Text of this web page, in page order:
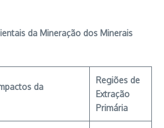
da Mineração dos Minerais
da
Regiões de
Extração
Primária